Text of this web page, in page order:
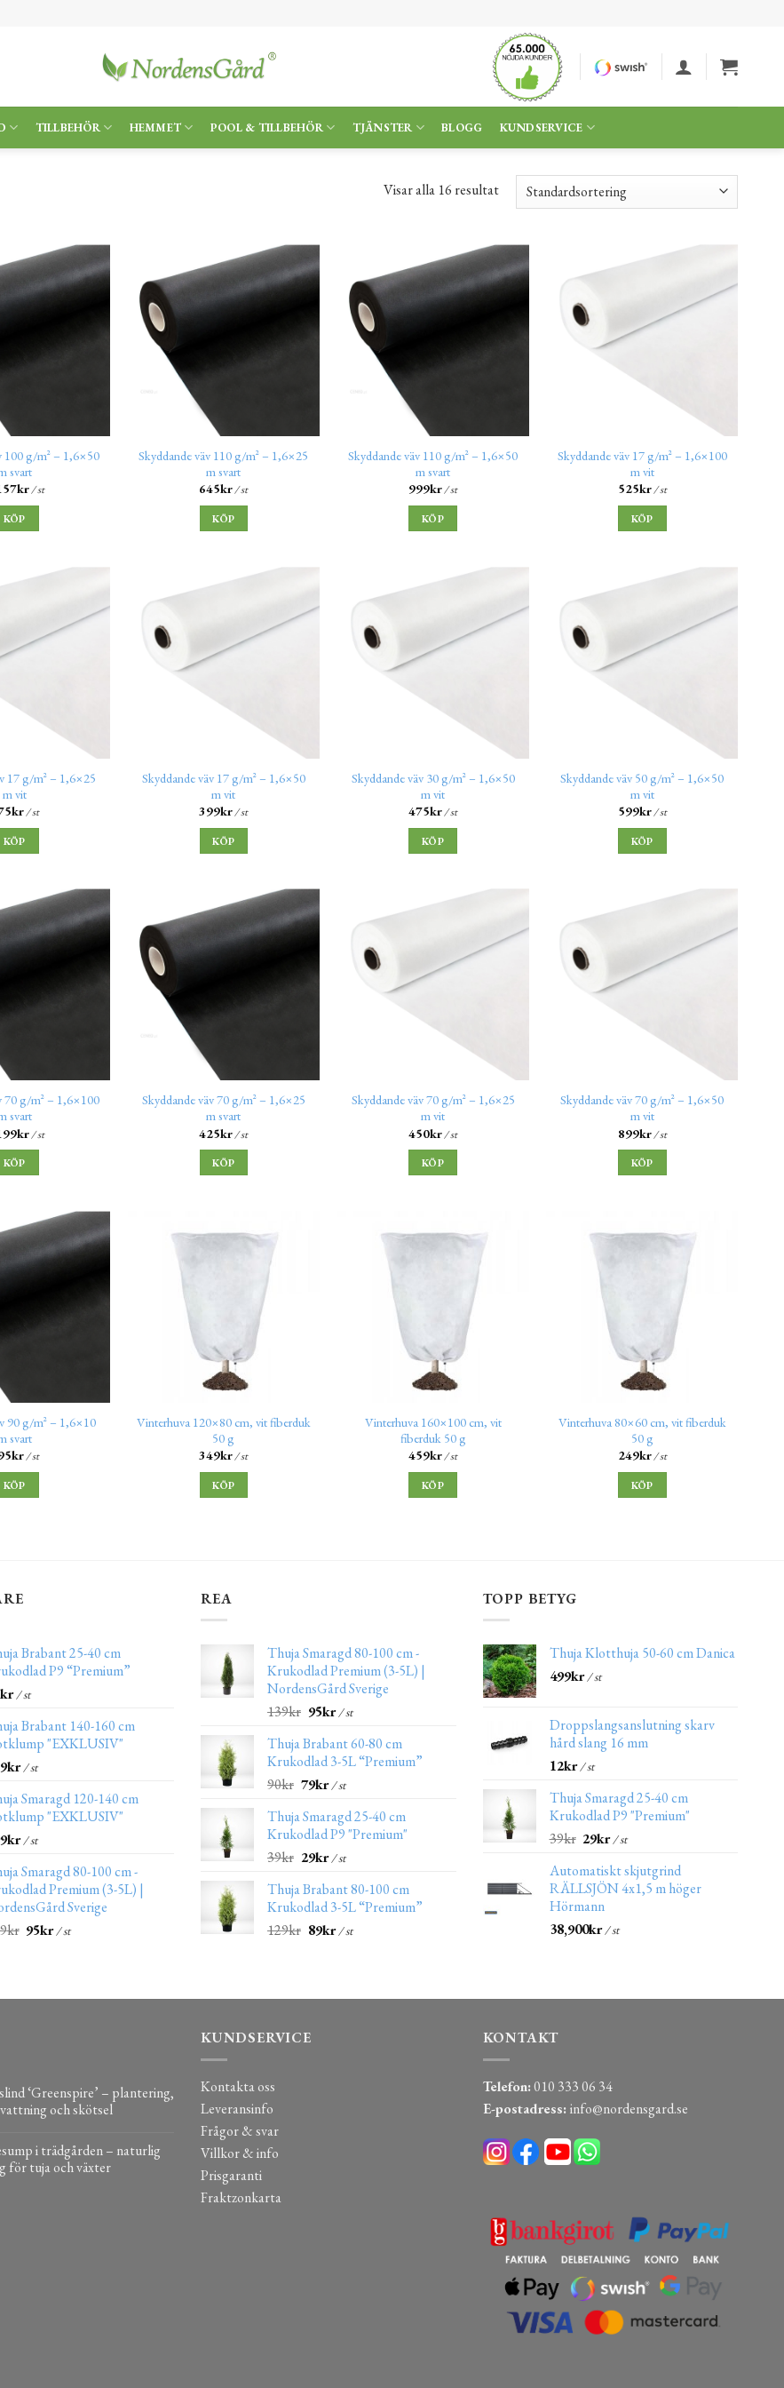
TILLBEHÖR HEMMET POOL & TILLBEHÖR TJÄNSTER BLOGG KUNDSERVICE
Visar alla 16 resultat
100 g/m² – 1,6×50
svart
kr/ st
KÖP
Skyddande väv 110 g/m² – 1,6×25
m svart
645kr/ st
KÖP
Skyddande väv 110 g/m² – 1,6×50
m svart
999kr/ st
KÖP
Skyddande väv 17 g/m² – 1,6×100
m vit
525kr/ st
KÖP
17 g/m² – 1,6×25
m vit
kr/ st
KÖP
Skyddande väv 17 g/m² – 1,6×50
m vit
399kr/ st
KÖP
Skyddande väv 30 g/m² – 1,6×50
m vit
475kr/ st
KÖP
Skyddande väv 50 g/m² – 1,6×50
m vit
599kr/ st
KÖP
70 g/m² – 1,6×100
svart
kr/ st
KÖP
Skyddande väv 70 g/m² – 1,6×25
m svart
425kr/ st
KÖP
Skyddande väv 70 g/m² – 1,6×25
m vit
450kr/ st
KÖP
Skyddande väv 70 g/m² – 1,6×50
m vit
899kr/ st
KÖP
90 g/m² – 1,6×10
svart
kr/ st
KÖP
Vinterhuva 120×80 cm, vit fiberduk
50 g
349kr/ st
KÖP
Vinterhuva 160×100 cm, vit
fiberduk 50 g
459kr/ st
KÖP
Vinterhuva 80×60 cm, vit fiberduk
50 g
249kr/ st
KÖP
Brabant 25-40 cm
P9 “Premium”
kr/ st
Brabant 140-160 cm
"EXKLUSIV"
kr/ st
Smaragd 120-140 cm
"EXKLUSIV"
kr/ st
Smaragd 80-100 cm -
Premium (3-5L) |
Sverige
kr 95kr/ st
REA
Thuja Smaragd 80-100 cm -
Krukodlad Premium (3-5L) |
NordensGård Sverige
139kr 95kr/ st
Thuja Brabant 60-80 cm
Krukodlad 3-5L “Premium”
90kr 79kr/ st
Thuja Smaragd 25-40 cm
Krukodlad P9 "Premium"
39kr 29kr/ st
Thuja Brabant 80-100 cm
Krukodlad 3-5L “Premium”
129kr 89kr/ st
TOPP BETYG
Thuja Klotthuja 50-60 cm Danica
499kr/ st
Droppslangsanslutning skarv
hård slang 16 mm
12kr/ st
Thuja Smaragd 25-40 cm
Krukodlad P9 "Premium"
39kr 29kr/ st
Automatiskt skjutgrind
RÄLLSJÖN 4x1,5 m höger
Hörmann
38,900kr/ st
‘Greenspire’ – plantering,
och skötsel
i trädgården – naturlig
för tuja och växter
KUNDSERVICE
Kontakta oss
Leveransinfo
Frågor & svar
Villkor & info
Prisgaranti
Fraktzonkarta
KONTAKT
Telefon:010 333 06 34
E-postadress: info@nordensgard.se